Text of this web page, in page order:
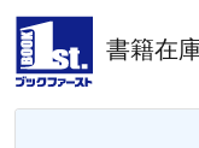
書籍在